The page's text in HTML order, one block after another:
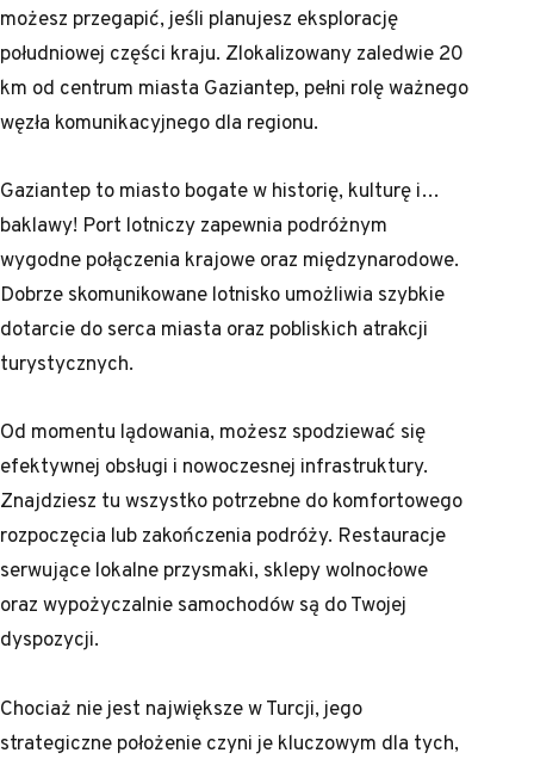
możesz przegapić, jeśli planujesz eksplorację
południowej części kraju. Zlokalizowany zaledwie 20
km od centrum miasta Gaziantep, pełni rolę ważnego
węzła komunikacyjnego dla regionu.
Gaziantep to miasto bogate w historię, kulturę i…
baklawy! Port lotniczy zapewnia podróżnym
wygodne połączenia krajowe oraz międzynarodowe.
Dobrze skomunikowane lotnisko umożliwia szybkie
dotarcie do serca miasta oraz pobliskich atrakcji
turystycznych.
Od momentu lądowania, możesz spodziewać się
efektywnej obsługi i nowoczesnej infrastruktury.
Znajdziesz tu wszystko potrzebne do komfortowego
rozpoczęcia lub zakończenia podróży. Restauracje
serwujące lokalne przysmaki, sklepy wolnocłowe
oraz wypożyczalnie samochodów są do Twojej
dyspozycji.
Chociaż nie jest największe w Turcji, jego
strategiczne położenie czyni je kluczowym dla tych,